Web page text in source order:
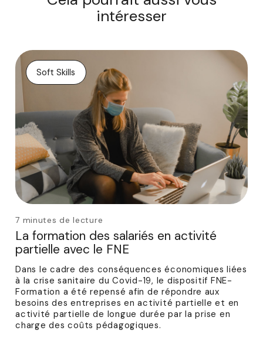
intéresser
Soft Skills
7 minutes de lecture
La formation des salariés en activité
partielle avec le FNE
Dans le cadre des conséquences économiques liées
à la crise sanitaire du Covid-19, le dispositif FNE-
Formation a été repensé afin de répondre aux
besoins des entreprises en activité partielle et en
activité partielle de longue durée par la prise en
charge des coûts pédagogiques.